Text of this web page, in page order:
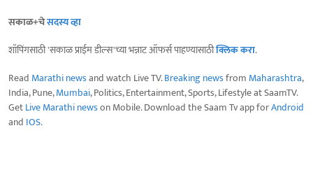
सकाळ+चेसदस्य व्हा
शॉपिंगसाठी 'सकाळ प्राईम डील्स'च्या भन्नाट ऑफर्स पाहण्यासाठीक्लिक करा.
Read Marathi newsand watch Live TV.Breaking newsfrom Maharashtra,
India, Pune,Mumbai, Politics, Entertainment, Sports, Lifestyle at SaamTV.
GetLive Marathi newson Mobile. Download the Saam Tv app forAndroid
and IOS.